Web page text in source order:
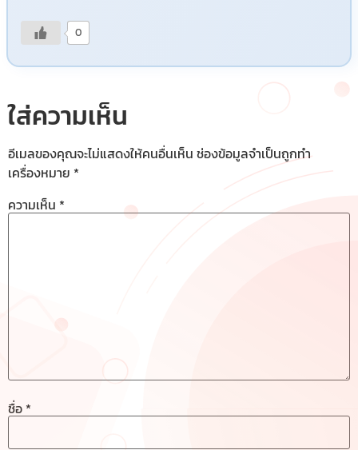
0
ใส่ความเห็น
อีเมลของคุณจะไม่แสดงให้คนอื่นเห็น ช่องข้อมูลจำเป็นถูกทำ
เครื่องหมาย *
ความเห็น *
ชื่อ *